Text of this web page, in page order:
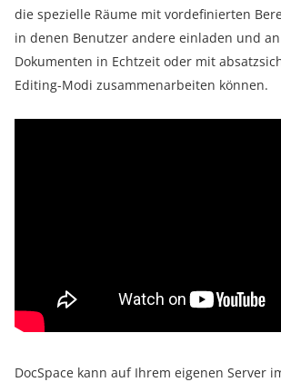
die spezielle Räume mit vordefinierten
in denen Benutzer andere einladen und
Dokumenten in Echtzeit oder mit
Editing-Modi zusammenarbeiten können.
DocSpace kann auf Ihrem eigenen Server